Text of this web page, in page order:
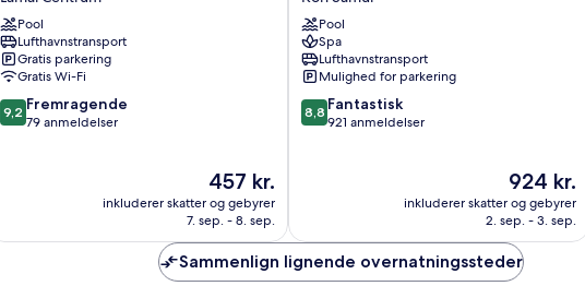
Lamai
Resort
Samui
Lamai
Centrum
Pool
Lufthavnstransport
Gratis parkering
Gratis Wi-Fi
9.2
ud
9,2 Fremragende
79 anmeldelser
Prisen
er
457 kr.
457 kr.
inkluderer skatter og gebyrer
7. sep. - 8. sep.
Villas
&
Resort
Koh
Samui
Pool
Spa
Lufthavnstransport
Mulighed for parkering
8.8
ud
8,8 Fantastisk
921 anmeldelser
Prisen
er
924 kr.
924 kr.
inkluderer skatter og gebyrer
2. sep. - 3. sep.
Sammenlign lignende overnatningssteder